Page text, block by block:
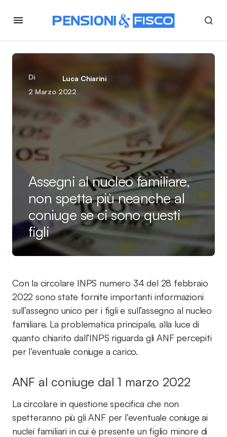
Di
Luca Chiarini
2 Marzo 2022
Assegni al nucleo familiare,
non spetta più neanche al
coniuge se ci sono questi
figli
Con la circolare INPS numero 34 del 28 febbraio
2022 sono state fornite importanti informazioni
sull’assegno unico per i figli e sull’assegno al nucleo
familiare. La problematica principale, alla luce di
quanto chiarito dall’INPS riguarda gli ANF percepiti
per l’eventuale coniuge a carico.
ANF al coniuge dal 1 marzo 2022
La circolare in questione specifica che non
spetteranno più gli ANF per l’eventuale coniuge ai
nuclei familiari in cui è presente un figlio minore di